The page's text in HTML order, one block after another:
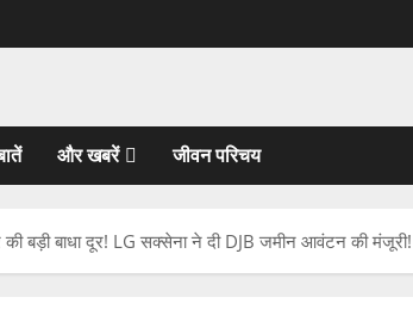
और खबरें जीवन परिचय
की बड़ी बाधा दूर! LG सक्सेना ने दी DJB जमीन आवंटन की मंजूरी!